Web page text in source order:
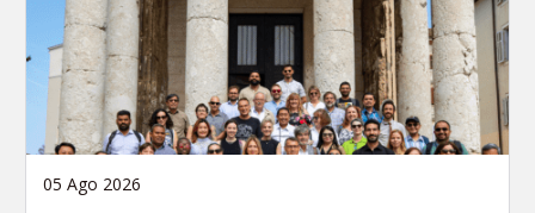
05 Ago 2026